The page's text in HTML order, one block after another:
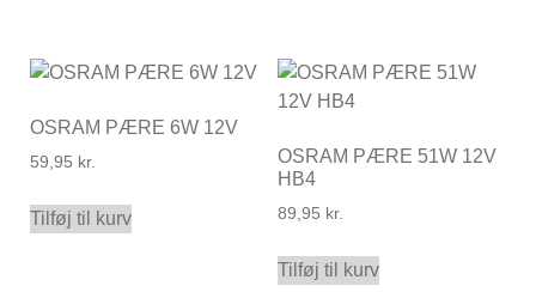
OSRAM PÆRE 6W 12V
59,95 kr.
Tilføj til kurv
OSRAM PÆRE 51W 12V
HB4
89,95 kr.
Tilføj til kurv